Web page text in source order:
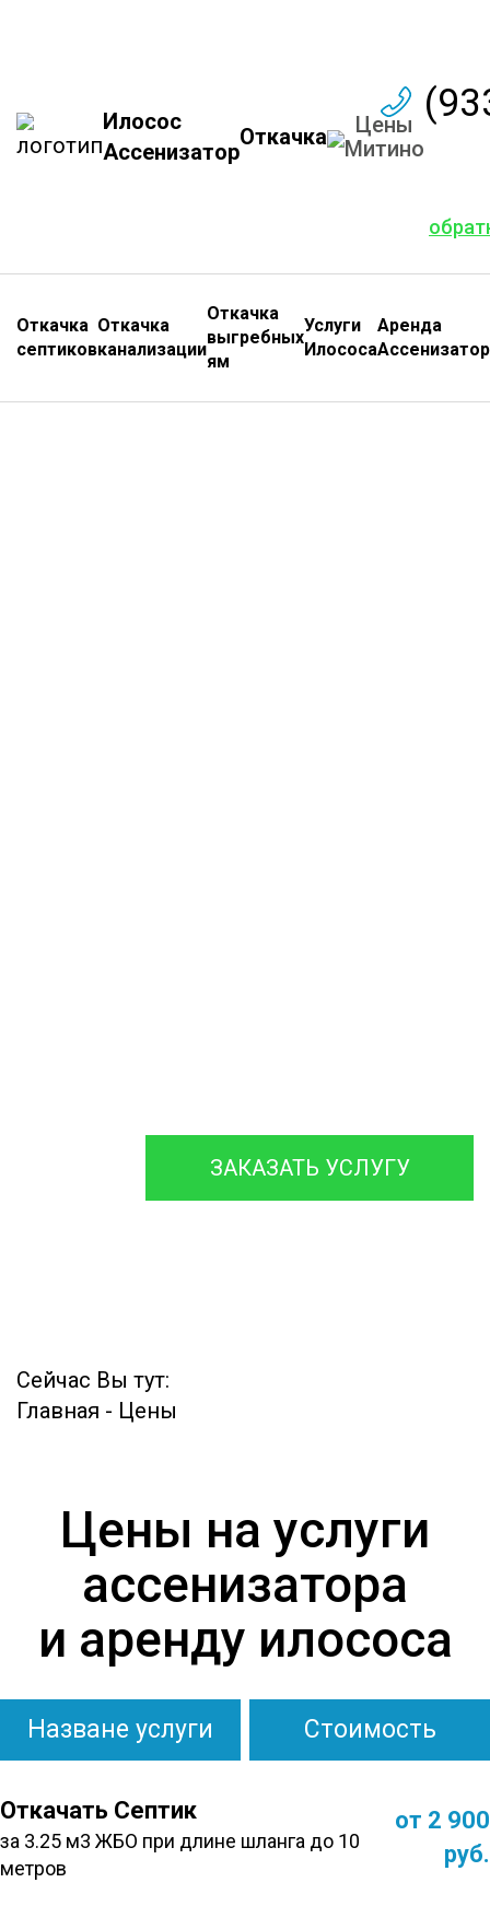
Илосос
Ассенизатор
Откачка
Цены
Митино
Откачка
септиков
Откачка
канализации
Откачка
выгребных
ям
Услуги
Илососа
Аренда
ЗАКАЗАТЬ УСЛУГУ
Сейчас Вы тут:
Главная - Цены
Цены на услуги
ассенизатора
и аренду илососа
Назване услуги Стоимость
Откачать Септик
за 3.25 м3 ЖБО при длине шланга до 10
метров
от 2 900
руб.